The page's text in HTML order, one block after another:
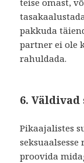
pakkuda
partner ei ole
rahuldada.
6.
Pikaajalistes
proovida